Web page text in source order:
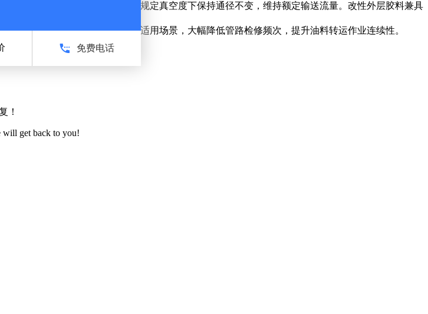
抗负压能力的输油软管，可在规定真空度下保持通径不变，维持额定输送流量。改性外层胶料兼具
性能。
。完善的抗负压设计拓宽产品适用场景，大幅降低管路检修频次，提升油料转运作业连续性。
！
will get back to you!